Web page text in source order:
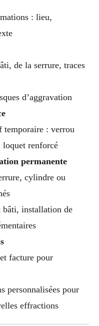
: lieu,
de la serrure, traces
d’aggravation
temporaire : verrou
renforcé
permanente
cylindre ou
bâti, installation de
facture pour
personnalisées pour
effractions